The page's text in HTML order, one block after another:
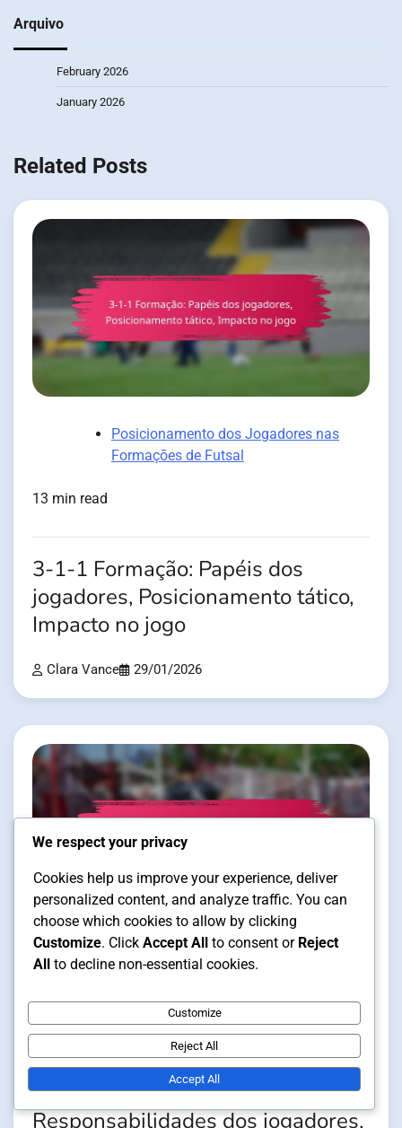
Arquivo
February 2026
January 2026
Related Posts
Posicionamento dos Jogadores nas
Formaçōes de Futsal
13 min read
3-1-1 Formação: Papéis dos
jogadores, Posicionamento tático,
Impacto no jogo
Clara Vance 29/01/2026
Posicionamento dos Jogadores nas
14 min read
2-1-2 Formação:
Responsabilidades dos jogadores,
We respect your privacy
Cookies help us improve your experience, deliver
personalized content, and analyze traffic. You can
choose which cookies to allow by clicking
Customize. Click Accept All to consent or Reject
All to decline non-essential cookies.
Customize
Reject All
Accept All